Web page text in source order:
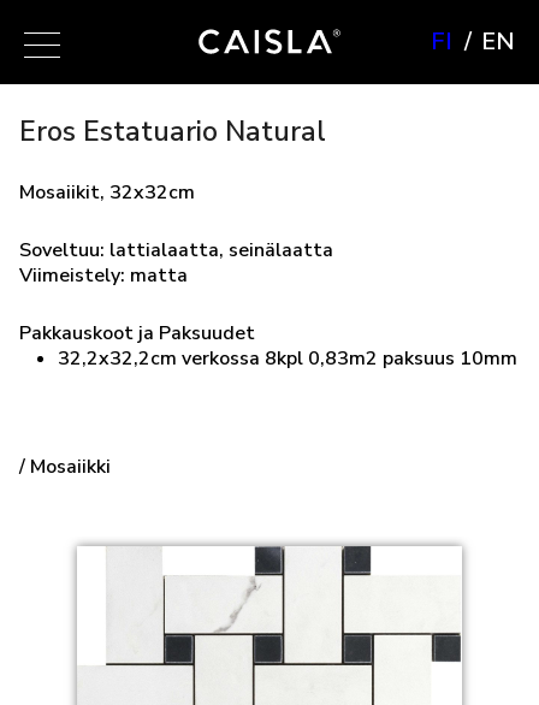
FI EN
Eros Estatuario Natural
Mosaiikit, 32x32cm
Soveltuu: lattialaatta, seinälaatta
Viimeistely: matta
Pakkauskoot ja Paksuudet
32,2x32,2cm verkossa 8kpl 0,83m2 paksuus 10mm
/ Mosaiikki